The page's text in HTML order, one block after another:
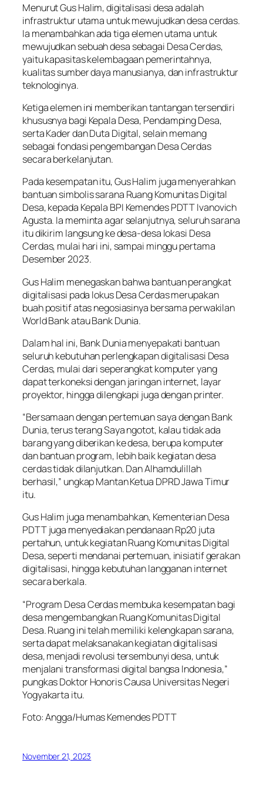
Menurut Gus Halim, digitalisasi desa adalah
infrastruktur utama untuk mewujudkan desa cerdas.
Ia menambahkan ada tiga elemen utama untuk
mewujudkan sebuah desa sebagai Desa Cerdas,
yaitu kapasitas kelembagaan pemerintahnya,
kualitas sumber daya manusianya, dan infrastruktur
teknologinya.
Ketiga elemen ini memberikan tantangan tersendiri
khususnya bagi Kepala Desa, Pendamping Desa,
serta Kader dan Duta Digital, selain memang
sebagai fondasi pengembangan Desa Cerdas
secara berkelanjutan.
Pada kesempatan itu, Gus Halim juga menyerahkan
bantuan simbolis sarana Ruang Komunitas Digital
Desa, kepada Kepala BPI Kemendes PDTT Ivanovich
Agusta. Ia meminta agar selanjutnya, seluruh sarana
itu dikirim langsung ke desa-desa lokasi Desa
Cerdas, mulai hari ini, sampai minggu pertama
Desember 2023.
Gus Halim menegaskan bahwa bantuan perangkat
digitalisasi pada lokus Desa Cerdas merupakan
buah positif atas negosiasinya bersama perwakilan
World Bank atau Bank Dunia.
Dalam hal ini, Bank Dunia menyepakati bantuan
seluruh kebutuhan perlengkapan digitalisasi Desa
Cerdas, mulai dari seperangkat komputer yang
dapat terkoneksi dengan jaringan internet, layar
proyektor, hingga dilengkapi juga dengan printer.
“Bersamaan dengan pertemuan saya dengan Bank
Dunia, terus terang Saya ngotot, kalau tidak ada
barang yang diberikan ke desa, berupa komputer
dan bantuan program, lebih baik kegiatan desa
cerdas tidak dilanjutkan. Dan Alhamdulillah
berhasil,” ungkap Mantan Ketua DPRD Jawa Timur
itu.
Gus Halim juga menambahkan, Kementerian Desa
PDTT juga menyediakan pendanaan Rp20 juta
pertahun, untuk kegiatan Ruang Komunitas Digital
Desa, seperti mendanai pertemuan, inisiatif gerakan
digitalisasi, hingga kebutuhan langganan internet
secara berkala.
“Program Desa Cerdas membuka kesempatan bagi
desa mengembangkan Ruang Komunitas Digital
Desa. Ruang ini telah memiliki kelengkapan sarana,
serta dapat melaksanakan kegiatan digitalisasi
desa, menjadi revolusi tersembunyi desa, untuk
menjalani transformasi digital bangsa Indonesia,”
pungkas Doktor Honoris Causa Universitas Negeri
Yogyakarta itu.
Foto: Angga/Humas Kemendes PDTT
November 21, 2023